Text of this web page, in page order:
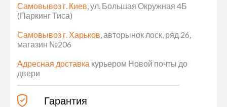
Самовывоз г. Киев, ул. Большая Окружная 4Б
(Паркинг Тиса)
Самовывоз г. Харьков, авторынок лоск, ряд 26,
магазин №206
Адресная доставка курьером Новой почты до
двери
Гарантия